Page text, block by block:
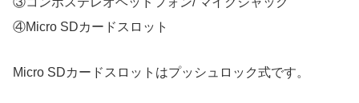
④Micro SDカードスロット
Micro SDカードスロットはプッシュロック式です。